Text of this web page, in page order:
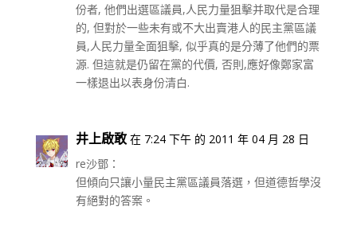
份者, 他們出選區議員,人民力量狙擊并取代是合理
的, 但對於一些未有或不大出賣港人的民主黨區議
員,人民力量全面狙擊, 似乎真的是分薄了他們的票
源. 但這就是仍留在黨的代價, 否則,應好像鄭家富
一樣退出以表身份清白.
井上啟敢 在 7:24 下午 的 2011 年 04 月 28 日
re沙鄧：
但傾向只讓小量民主黨區議員落選，但道德哲學沒
有絕對的答案。